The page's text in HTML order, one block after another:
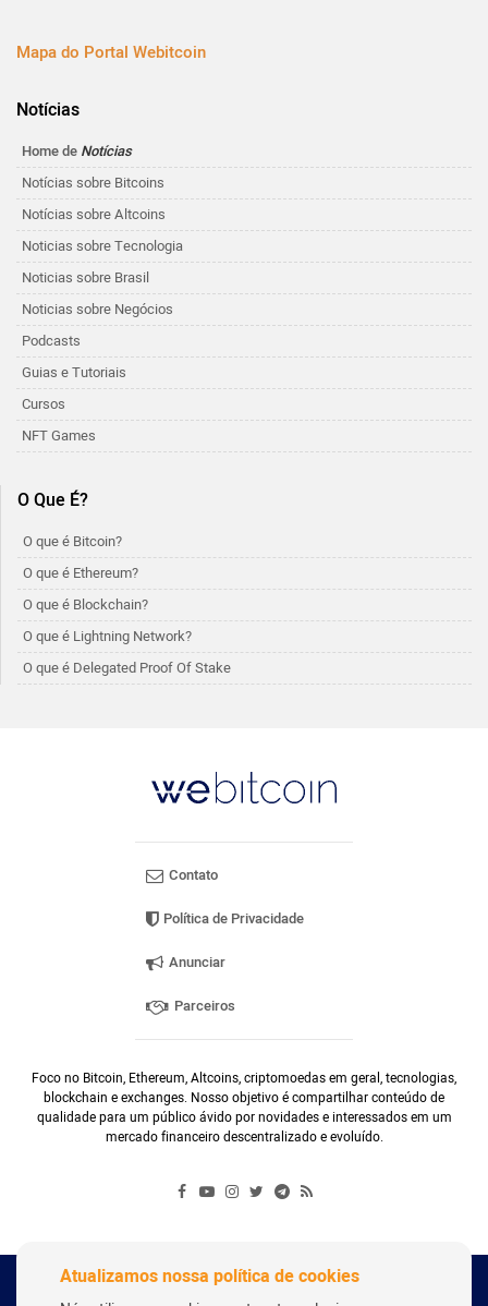
Mapa do Portal Webitcoin
Notícias
Home de Notícias
Notícias sobre Bitcoins
Notícias sobre Altcoins
Noticias sobre Tecnologia
Noticias sobre Brasil
Noticias sobre Negócios
Podcasts
Guias e Tutoriais
Cursos
NFT Games
O Que É?
O que é Bitcoin?
O que é Ethereum?
O que é Blockchain?
O que é Lightning Network?
O que é Delegated Proof Of Stake
Contato
Política de Privacidade
Anunciar
Parceiros
Foco no Bitcoin, Ethereum, Altcoins, criptomoedas em geral, tecnologias,
blockchain e exchanges. Nosso objetivo é compartilhar conteúdo de
qualidade para um público ávido por novidades e interessados em um
mercado financeiro descentralizado e evoluído.
Copyright Webitcoin 2018 - Todos os Direitos Reservados
Atualizamos nossa política de cookies